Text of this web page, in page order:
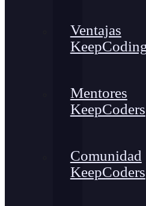
Ventajas
Mentores
KeepCoders
Comunidad
KeepCoders